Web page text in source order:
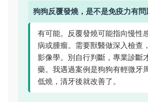
狗狗反覆發燒，是不是免疫力有問
有可能。反覆發燒可能指向慢性
病或腫瘤。需要獸醫做深入檢查
影像學。別自行判斷，專業診斷
藥。我遇過案例是狗狗有輕微牙
低燒，清牙後就改善了。